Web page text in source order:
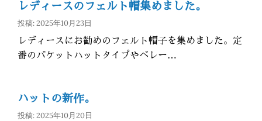
レディースのフェルト帽集めました。
投稿: 2025年10月23日
レディースにお勧めのフェルト帽子を集めました。定
番のバケットハットタイプやベレー…
ハットの新作。
投稿: 2025年10月20日